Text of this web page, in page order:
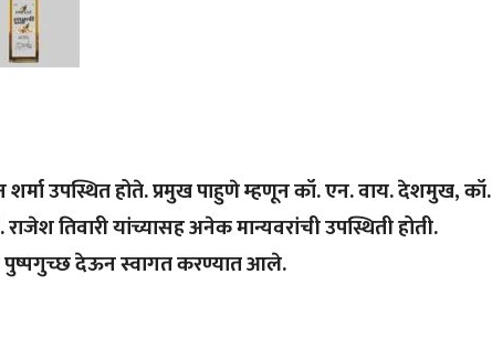
शर्मा उपस्थित होते. प्रमुख पाहुणे म्हणून कॉ. एन. वाय. देशमुख, कॉ.
तिवारी यांच्यासह अनेक मान्यवरांची उपस्थिती होती.
पुष्पगुच्छ देऊन स्वागत करण्यात आले.